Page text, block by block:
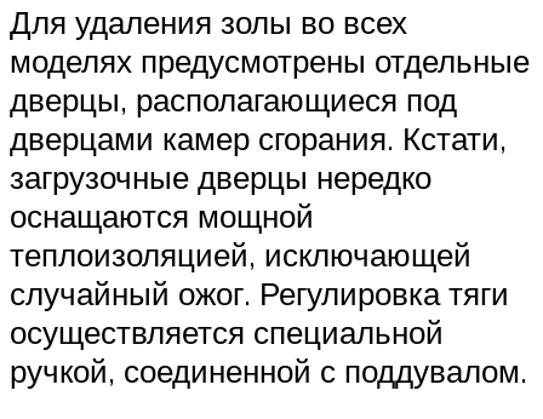
Для удаления золы во всех
моделях предусмотрены отдельные
дверцы, располагающиеся под
дверцами камер сгорания. Кстати,
загрузочные дверцы нередко
оснащаются мощной
теплоизоляцией, исключающей
случайный ожог. Регулировка тяги
осуществляется специальной
ручкой, соединенной с поддувалом.